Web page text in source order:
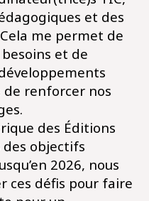
et des
me permet de
et de
de renforcer nos
des Éditions
des objectifs
2026, nous
ces défis pour faire